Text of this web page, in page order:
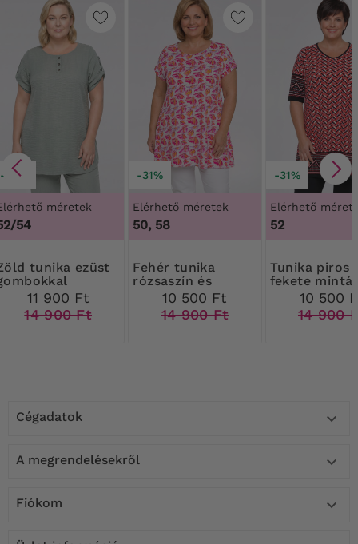
-20%
méretek
54
11 900 Ft
14 900 Ft
-31%
Elérhető méretek
50, 58
Fehér tunika
rózsaszín és
narancssárga
virágokkal
10 500 Ft
14 900 Ft
-31%
Elérhető
52
Tunika piros és
fekete
10 500
14 900
Cégadatok 
A megrendelésekről 
Fiókom 